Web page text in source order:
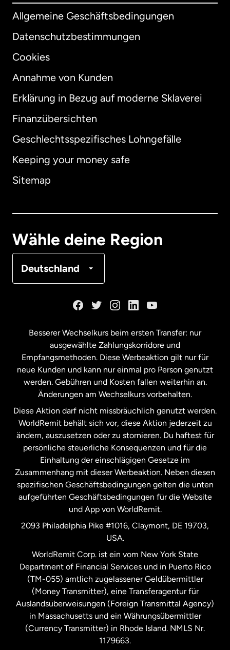
Allgemeine Geschäftsbedingungen
Datenschutzbestimmungen
Cookies
Annahme von Kunden
Erklärung in Bezug auf moderne Sklaverei
Finanzübersichten
Geschlechtsspezifisches Lohngefälle
Keeping your money safe
Sitemap
Wähle deine Region
Deutschland
International English
Australien
Malaysia
Neuseeland
Niederlande
Schweden
Spanien
Vereinigte Staaten English
Vereinigte Staaten
Vereinigtes Königreich
Besserer Wechselkurs beim ersten Transfer: nur
ausgewählte Zahlungskorridore und
Empfangsmethoden. Diese Werbeaktion gilt nur für
neue Kunden und kann nur einmal pro Person genutzt
werden. Gebühren und Kosten fallen weiterhin an.
Änderungen am Wechselkurs vorbehalten.
Diese Aktion darf nicht missbräuchlich genutzt werden.
WorldRemit behält sich vor, diese Aktion jederzeit zu
ändern, auszusetzen oder zu stornieren. Du haftest für
persönliche steuerliche Konsequenzen und für die
Einhaltung der einschlägigen Gesetze im
Zusammenhang mit dieser Werbeaktion. Neben diesen
spezifischen Geschäftsbedingungen gelten die unten
aufgeführten Geschäftsbedingungen für die Website
und App von WorldRemit.
2093 Philadelphia Pike #1016, Claymont, DE 19703,
USA.
WorldRemit Corp. ist ein vom New York State
Department of Financial Services und in Puerto Rico
(TM-055) amtlich zugelassener Geldübermittler
(Money Transmitter), eine Transferagentur für
Auslandsüberweisungen (Foreign Transmittal Agency)
in Massachusetts und ein Währungsübermittler
(Currency Transmitter) in Rhode Island. NMLS Nr.
1179663.